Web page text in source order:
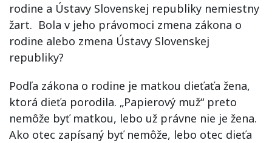
rodine a Ústavy Slovenskej republiky nemiestny
žart. Bola v jeho právomoci zmena zákona o
rodine alebo zmena Ústavy Slovenskej
republiky?
Podľa zákona o rodine je matkou dieťaťa žena,
ktorá dieťa porodila. „Papierový muž“ preto
nemôže byť matkou, lebo už právne nie je žena.
Ako otec zapísaný byť nemôže, lebo otec dieťa